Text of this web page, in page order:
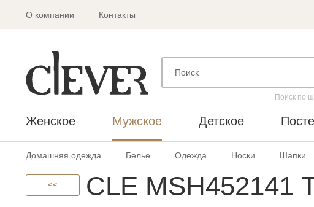
О компании Контакты
Поиск по
Женское Мужское Детское
Домашняя одежда Белье Одежда Носки Шапки
<< CLE MSH452141